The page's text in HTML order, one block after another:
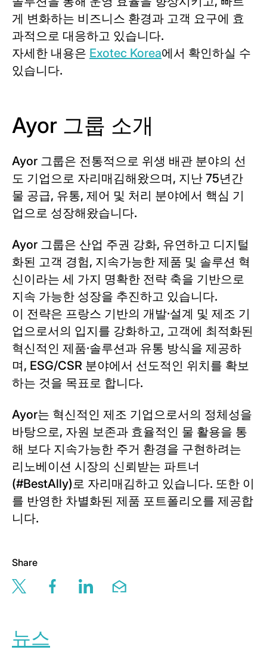
게 변화하는 비즈니스 환경과 고객 요구에 효
과적으로 대응하고 있습니다.
자세한 내용은 Exotec Korea에서 확인하실 수
있습니다.
Ayor 그룹 소개
Ayor 그룹은 전통적으로 위생 배관 분야의 선
도 기업으로 자리매김해왔으며, 지난 75년간
물 공급, 유통, 제어 및 처리 분야에서 핵심 기
업으로 성장해왔습니다.
Ayor 그룹은 산업 주권 강화, 유연하고 디지털
화된 고객 경험, 지속가능한 제품 및 솔루션 혁
신이라는 세 가지 명확한 전략 축을 기반으로
지속 가능한 성장을 추진하고 있습니다.
이 전략은 프랑스 기반의 개발·설계 및 제조 기
업으로서의 입지를 강화하고, 고객에 최적화된
혁신적인 제품·솔루션과 유통 방식을 제공하
며, ESG/CSR 분야에서 선도적인 위치를 확보
하는 것을 목표로 합니다.
Ayor는 혁신적인 제조 기업으로서의 정체성을
바탕으로, 자원 보존과 효율적인 물 활용을 통
해 보다 지속가능한 주거 환경을 구현하려는
리노베이션 시장의 신뢰받는 파트너
(#BestAlly)로 자리매김하고 있습니다. 또한 이
를 반영한 차별화된 제품 포트폴리오를 제공합
니다.
Share
Share this page via twitter
Share this page via facebook
Share this page via linkedin
Share this page via email
뉴스